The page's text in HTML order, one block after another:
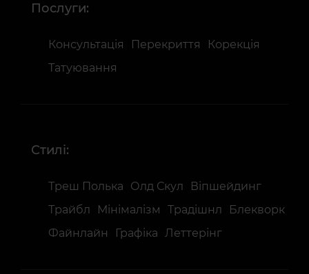
Послуги:
Консультація Перекриття
Корекція
Татуювання
Стилі:
Треш Полька Олд Скул
Віпшейдинг
Трайбл
Мінімалізм Традішнл
Блекворк
Файнлайн
Графіка Леттерінг